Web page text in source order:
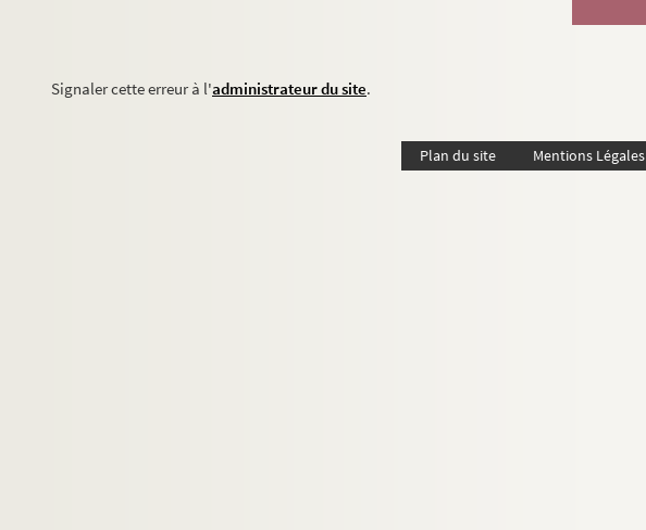
Signaler cette erreur à l'administrateur du site.
Plan du site Mentions Légales